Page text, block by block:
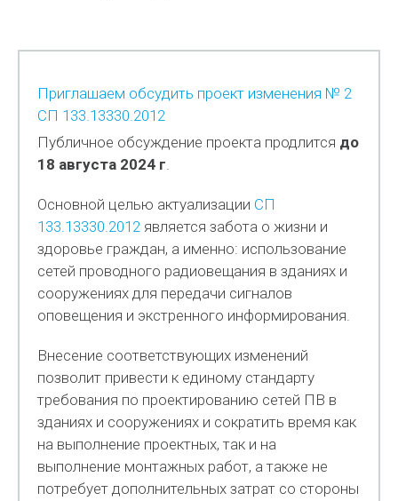
Приглашаем обсудить проект изменения № 2
СП 133.13330.2012
Публичное обсуждение проекта продлится до
18 августа 2024 г.
Основной целью актуализации СП
133.13330.2012 является забота о жизни и
здоровье граждан, а именно: использование
сетей проводного радиовещания в зданиях и
сооружениях для передачи сигналов
оповещения и экстренного информирования.
Внесение соответствующих изменений
позволит привести к единому стандарту
требования по проектированию сетей ПВ в
зданиях и сооружениях и сократить время как
на выполнение проектных, так и на
выполнение монтажных работ, а также не
потребует дополнительных затрат со стороны